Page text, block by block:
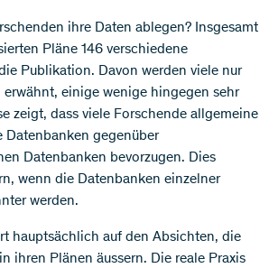
ihre Daten ablegen? Insgesamt
Pläne 146 verschiedene
Publikation. Davon werden viele nur
einige wenige hingegen sehr
zeigt, dass viele Forschende allgemeine
gegenüber
Datenbanken bevorzugen. Dies
wenn die Datenbanken einzelner
werden.
hauptsächlich auf den Absichten, die
ihren Plänen äussern. Die reale Praxis